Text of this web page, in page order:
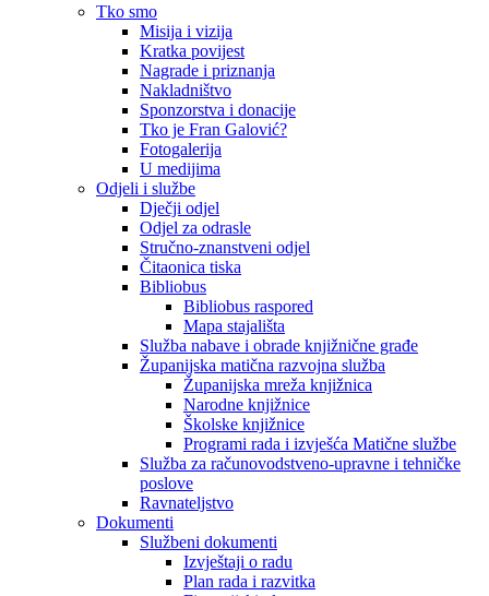
Tko smo
Misija i vizija
Kratka povijest
Nagrade i priznanja
Nakladništvo
Sponzorstva i donacije
Tko je Fran Galović?
Fotogalerija
U medijima
Odjeli i službe
Dječji odjel
Odjel za odrasle
Stručno-znanstveni odjel
Čitaonica tiska
Bibliobus
Bibliobus raspored
Mapa stajališta
Služba nabave i obrade knjižnične građe
Županijska matična razvojna služba
Županijska mreža knjižnica
Narodne knjižnice
Školske knjižnice
Programi rada i izvješća Matične službe
Služba za računovodstveno-upravne i tehničke
poslove
Ravnateljstvo
Dokumenti
Službeni dokumenti
Izvještaji o radu
Plan rada i razvitka